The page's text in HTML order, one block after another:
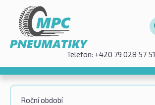
Telefon: +420 79 028 57 51
Roční období